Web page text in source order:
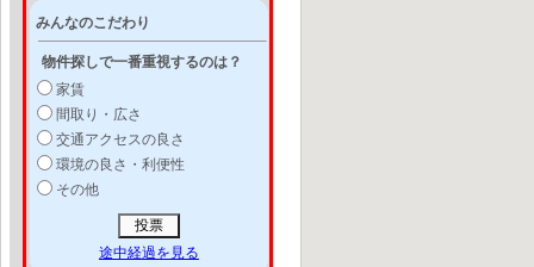
みんなのこだわり
物件探しで一番重視するのは？
家賃
間取り・広さ
交通アクセスの良さ
環境の良さ・利便性
その他
途中経過を見る